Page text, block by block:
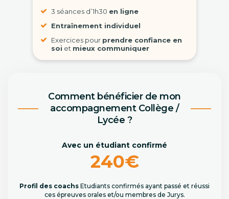
3 séances d’1h30 en ligne
Entraînement individuel
Exercices pour prendre confiance en
soi et mieux communiquer
Comment bénéficier de mon
accompagnement Collège /
Lycée ?
Avec un étudiant confirmé
240€
Profil des coachs Etudiants confirmés ayant passé et réussi
ces épreuves orales et/ou membres de Jurys.